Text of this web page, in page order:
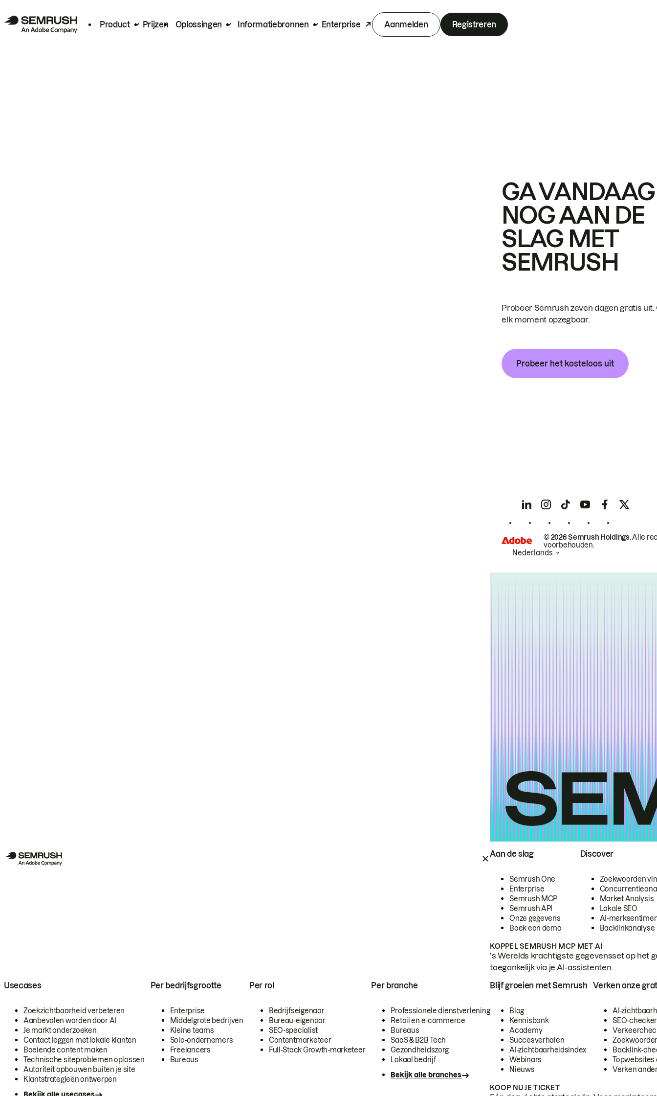
Product Prijzen Oplossingen Informatiebronnen Enterprise Aanmelden Registreren
Aan de slag
Semrush One
Enterprise
Semrush MCP
Semrush API
Onze gegevens
Boek een demo
Discover
Zoekwoorden
Market Analysis
Lokale SEO
AI-
Backlinkanalyse
KOPPEL SEMRUSH MCP MET AI
's Werelds krachtigste gegevensset op het
toegankelijk via je AI-assistenten.
Usecases
Zoekzichtbaarheid verbeteren
Aanbevolen worden door AI
Je markt onderzoeken
Contact leggen met lokale klanten
Boeiende content maken
Technische siteproblemen oplossen
Autoriteit opbouwen buiten je site
Klantstrategieën ontwerpen
Per bedrijfsgrootte
Enterprise
Middelgrote bedrijven
Kleine teams
Solo-ondernemers
Freelancers
Bureaus
Per rol
Bedrijfseigenaar
Bureau-eigenaar
SEO-specialist
Contentmarketeer
Full-Stack Growth-marketeer
Per branche
Professionele dienstverlening
Retail en e-commerce
Bureaus
SaaS & B2B Tech
Gezondheidszorg
Lokaal bedrijf
Bekijk alle branches
Blijf groeien met Semrush
Blog
Kennisbank
Academy
Succesverhalen
AI-zichtbaarheidsindex
Webinars
Nieuws
Verken onze
AI-
SEO-checker
Backlink-
Topwebsites
Verken
KOOP NU JE TICKET
GA VANDAAG
NOG AAN DE
SLAG MET
SEMRUSH
Probeer Semrush zeven dagen gratis uit.
elk moment opzegbaar.
Probeer het kosteloos uit
© 2026 Semrush Holdings.Alle
voorbehouden.
Nederlands